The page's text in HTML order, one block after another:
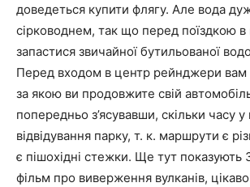
доведеться купити флягу. Але вода
сірководнем, так що перед поїздкою
запастися звичайної бутильованої
Перед входом в центр рейнджери вам
за якою ви продовжите свій
попередньо з’ясувавши, скільки часу у
відвідування парку, т. к. маршрути є
є пішохідні стежки. Ще тут показують
фільм про виверження вулканів,